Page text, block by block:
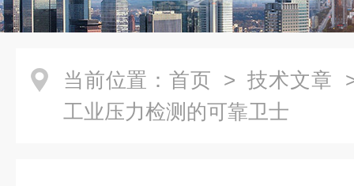
当前位置： 首页 > 技术文章
工业压力检测的可靠卫士